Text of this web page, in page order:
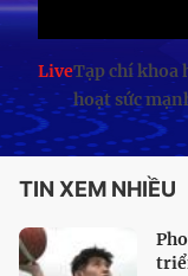
LiveTạp chí khoa
hoạt sức
TIN XEM NHIỀU